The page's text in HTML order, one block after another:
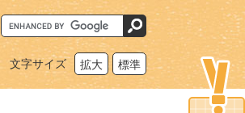
G
o
o
カ
文字サイズ 拡大 標準